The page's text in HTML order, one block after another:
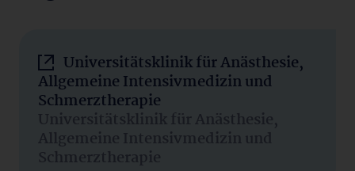
Universitätsklinik für Anästhesie,
Allgemeine Intensivmedizin und
Schmerztherapie
Universitätsklinik für Anästhesie,
Allgemeine Intensivmedizin und
Schmerztherapie